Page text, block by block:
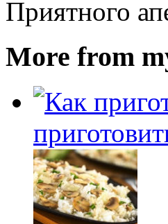
Приятного
More from